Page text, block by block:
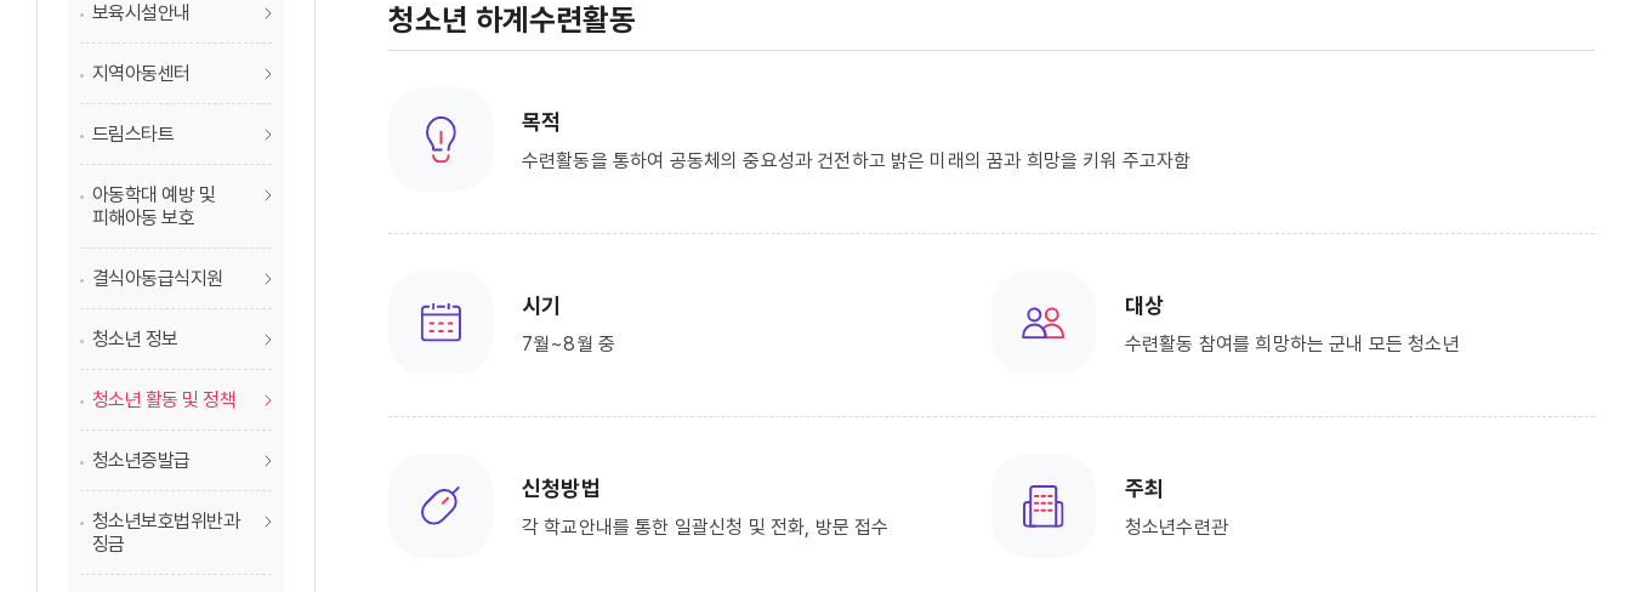
보육시설안내
지역아동센터
드림스타트
아동학대 예방 및
피해아동 보호
결식아동급식지원
청소년 정보
청소년 활동 및 정책
청소년증발급
청소년보호법위반과
징금
청소년 하계수련활동
목적
수련활동을 통하여 공동체의 중요성과 건전하고 밝은 미래의 꿈과 희망을 키워 주고자함
시기
7월~8월 중
대상
수련활동 참여를 희망하는 군내 모든 청소년
신청방법
각 학교안내를 통한 일괄신청 및 전화, 방문 접수
주최
청소년수련관